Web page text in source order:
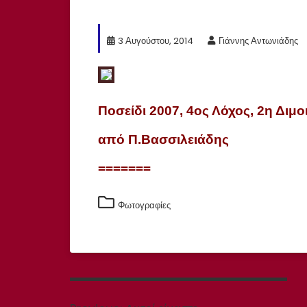
3 Αυγούστου, 2014 Γιάννης Αντωνιάδης
Ποσείδι 2007, 4ος Λόχος, 2η
από Π.Βασσιλειάδης
=======
Φωτογραφίες
Πλοήγηση